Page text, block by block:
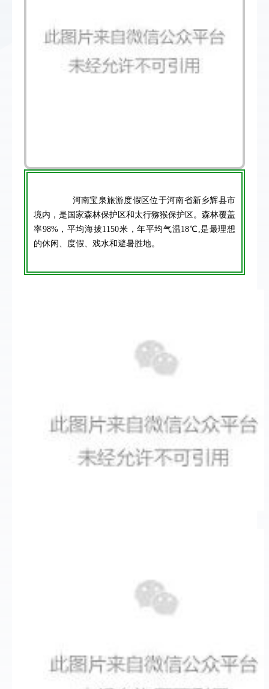
河南宝泉旅游度假区位于河南省新乡辉县市
境内，是国家森林保护区和太行猕猴保护区。森林覆盖
率98%，平均海拔1150米，年平均气温18℃,是最理想
的休闲、度假、戏水和避暑胜地。